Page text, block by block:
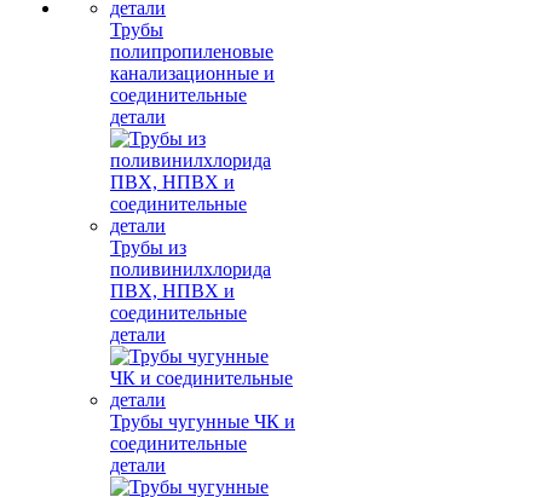
Трубы
полипропиленовые
канализационные и
соединительные
детали
Трубы из
поливинилхлорида
ПВХ, НПВХ и
соединительные
детали
Трубы чугунные ЧК и
соединительные
детали